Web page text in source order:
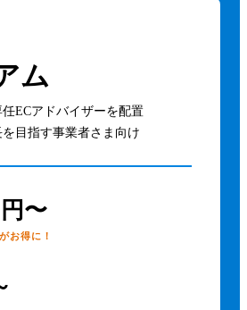
ム
ECアドバイザーを配置
目指す事業者さま向け
円〜
お得に！